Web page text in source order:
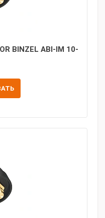
BINZEL ABI-IM 10-